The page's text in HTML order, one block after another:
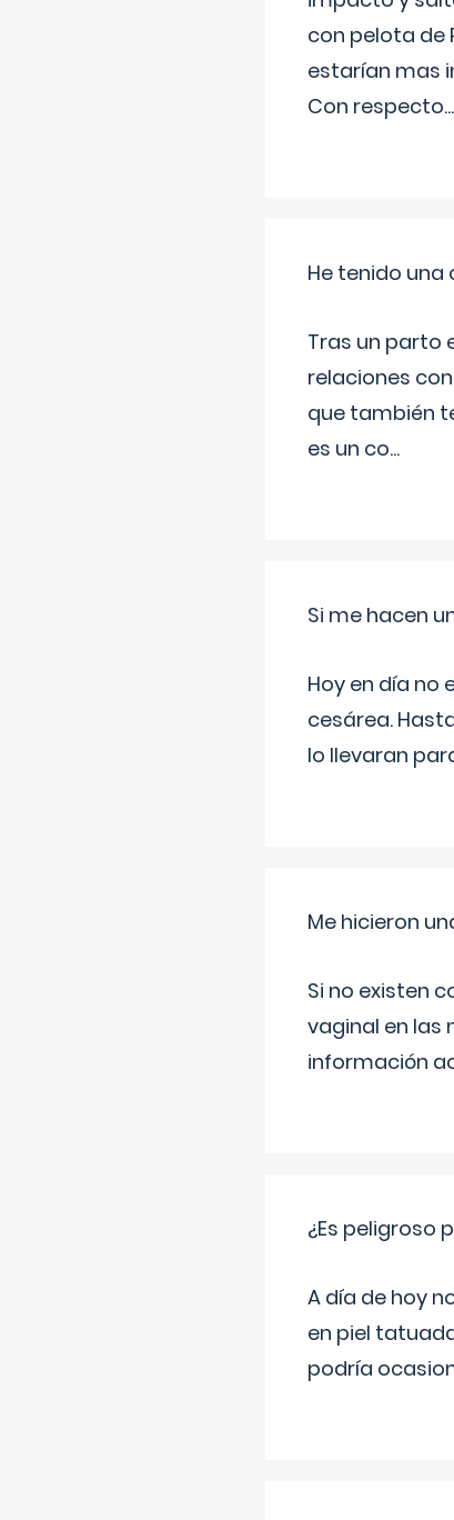
con pelota de
estarían mas
Con respecto...
He tenido una
Tras un parto
relaciones
que también
es un co...
Si me hacen
Hoy en día no
cesárea.
lo llevaran
Me hicieron
Si no existen
vaginal en las
información
¿Es peligroso
A día de hoy
en piel
podría